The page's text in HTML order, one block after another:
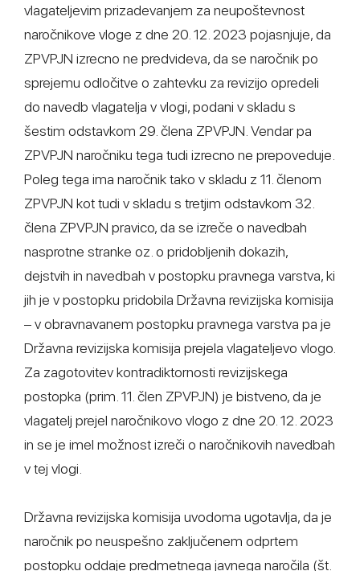
vlagateljevim prizadevanjem za neupoštevnost
naročnikove vloge z dne 20. 12. 2023 pojasnjuje, da
ZPVPJN izrecno ne predvideva, da se naročnik po
sprejemu odločitve o zahtevku za revizijo opredeli
do navedb vlagatelja v vlogi, podani v skladu s
šestim odstavkom 29. člena ZPVPJN. Vendar pa
ZPVPJN naročniku tega tudi izrecno ne prepoveduje.
Poleg tega ima naročnik tako v skladu z 11. členom
ZPVPJN kot tudi v skladu s tretjim odstavkom 32.
člena ZPVPJN pravico, da se izreče o navedbah
nasprotne stranke oz. o pridobljenih dokazih,
dejstvih in navedbah v postopku pravnega varstva, ki
jih je v postopku pridobila Državna revizijska komisija
– v obravnavanem postopku pravnega varstva pa je
Državna revizijska komisija prejela vlagateljevo vlogo.
Za zagotovitev kontradiktornosti revizijskega
postopka (prim. 11. člen ZPVPJN) je bistveno, da je
vlagatelj prejel naročnikovo vlogo z dne 20. 12. 2023
in se je imel možnost izreči o naročnikovih navedbah
v tej vlogi.
Državna revizijska komisija uvodoma ugotavlja, da je
naročnik po neuspešno zaključenem odprtem
postopku oddaje predmetnega javnega naročila (št.